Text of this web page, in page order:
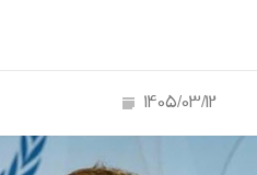
1405/03/12